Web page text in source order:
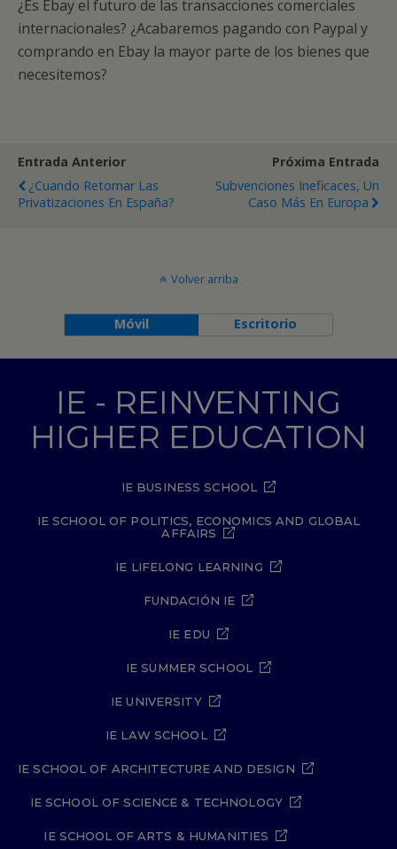
¿Es Ebay el futuro de las transacciones comerciales
internacionales? ¿Acabaremos pagando con Paypal y
comprando en Ebay la mayor parte de los bienes que
necesitemos?
Entrada Anterior
¿Cuando Retomar Las
Privatizaciones En España?
Próxima Entrada
Subvenciones Ineficaces, Un
Caso Más En Europa
Volver arriba
Móvil Escritorio
IE - REINVENTING
HIGHER EDUCATION
IE BUSINESS SCHOOL
IE SCHOOL OF POLITICS, ECONOMICS AND GLOBAL
AFFAIRS
IE LIFELONG LEARNING
FUNDACIÓN IE
IE EDU
IE SUMMER SCHOOL
IE UNIVERSITY
IE LAW SCHOOL
IE SCHOOL OF ARCHITECTURE AND DESIGN
IE SCHOOL OF SCIENCE & TECHNOLOGY
IE SCHOOL OF ARTS & HUMANITIES